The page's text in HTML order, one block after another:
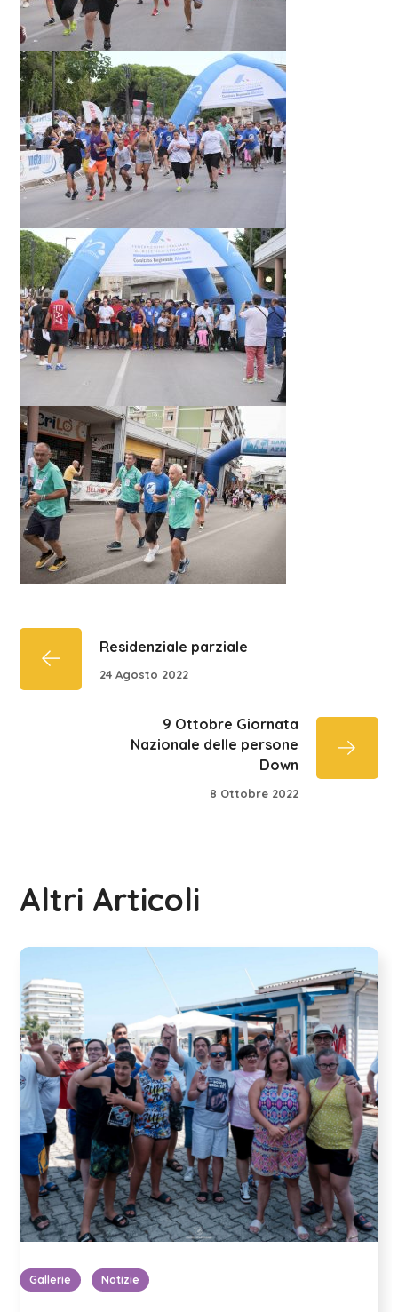
Residenziale parziale
24 Agosto 2022
9 Ottobre Giornata
Nazionale delle persone
Down
8 Ottobre 2022
Altri Articoli
Gallerie Notizie